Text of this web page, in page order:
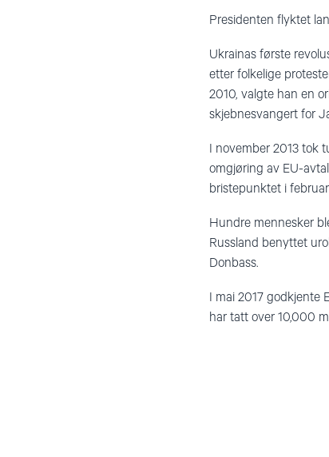
Presidenten flyktet
Ukrainas første
etter folkelige
2010, valgte han en
skjebnesvangert for
I november 2013 tok
omgjøring av EU-
bristepunktet i
Hundre mennesker
Russland benyttet
Donbass.
I mai 2017 godkjente
har tatt over 10,000